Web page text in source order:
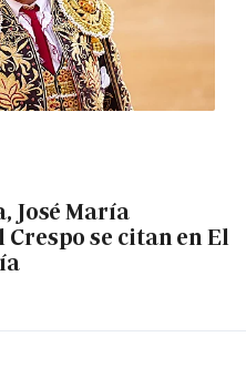
José María
se citan en El